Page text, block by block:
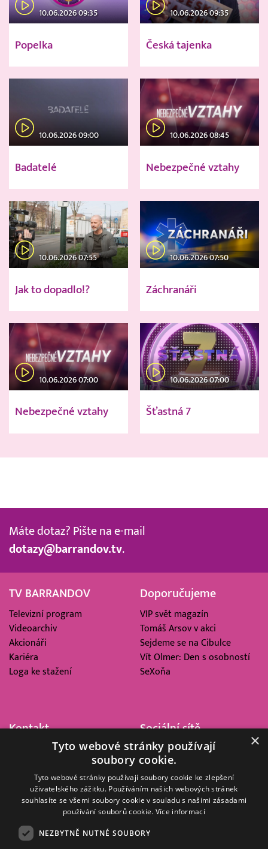
10.06.2026 09:35
Popelka
10.06.2026 09:35
Česká tajenka
10.06.2026 09:00
Badatelé
10.06.2026 08:45
Nebezpečné vztahy
10.06.2026 07:55
Jak to dopadlo!?
10.06.2026 07:50
Záchranáři
10.06.2026 07:00
Nebezpečné vztahy
10.06.2026 07:00
Šťastná 7
Máte dotaz? Pište na e-mail
dotazy@barrandov.tv.
TV BARRANDOV
Televizní program
Videoarchiv
Akcionáři
Kariéra
Loga ke stažení
Doporučujeme
VIP svět magazín
Tomáš Arsov v akci
Sejdeme se na Cibulce
Vít Olmer: Den s osobností
SeXoňa
Kontakt
Barrandov Televizní Studio,
Kříženeckého nám. 322
152 00 Praha 5
IČ 416 93 311
Sociální sítě
×
Tyto webové stránky používají
soubory cookie.
Tyto webové stránky používají soubory cookie ke zlepšení
uživatelského zážitku. Používáním našich webových stránek
souhlasíte se všemi soubory cookie v souladu s našimi zásadami
používání souborů cookie. Více informací
NEZBYTNĚ NUTNÉ SOUBORY